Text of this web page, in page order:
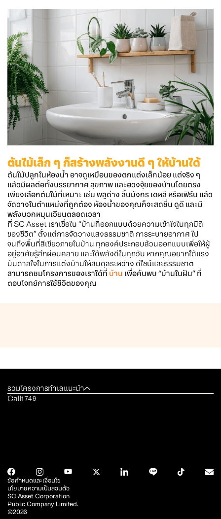
ต้นไม้เล็ก ๆ ก็สร้างพลังงานดี ๆ ให้บ้านได้
ต้นไม้ปลูกในห้องน้ำ อาจดูเหมือนของตกแต่งเล็กน้อย แต่จริง ๆ
แล้วมีผลต่อทั้งบรรยากาศ สุขภาพ และฮวงจุ้ยของบ้านโดยตรง
เพียงเลือกต้นไม้ที่เหมาะ เช่น พลูด่าง ลิ้นมังกร เดหลี หรือเฟิร์น แล้ว
จัดวางในตำแหน่งที่ถูกต้อง ห้องน้ำของคุณก็จะสดชื่น ดูดี และมี
พลังบวกหมุนเวียนตลอดเวลา
ที่ SC Asset เราเชื่อใน “บ้านที่ออกแบบด้วยความเข้าใจในทุกมิติ
ของชีวิต” ตั้งแต่การจัดวางแสงธรรมชาติ การระบายอากาศ ไป
จนถึงพื้นที่สีเขียวภายในบ้าน ทุกองค์ประกอบล้วนออกแบบเพื่อให้ผู้
อยู่อาศัยรู้สึกผ่อนคลาย และได้พลังดีในทุกวัน หากคุณอยากได้แรง
บันดาลใจในการแต่งบ้านให้สมดุลระหว่าง ดีไซน์และธรรมชาติ
สามารถชมโครงการของเราได้ที่ บ้าน เพื่อค้นพบ “บ้านในฝัน” ที่
ตอบโจทย์การใช้ชีวิตของคุณ
รวมโครงการทำเลแนะนำ
Call1749
SC Asset Corporation
Public Company Limited.
©2026
ข้อกำหนดและเงื่อนไข
นโยบายความเป็นส่วนตัว